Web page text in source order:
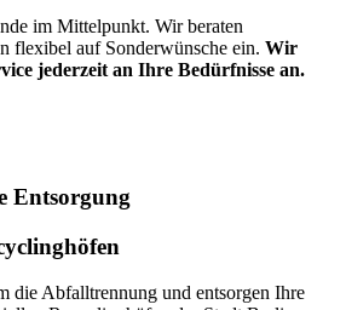
im Mittelpunkt. Wir beraten
flexibel auf Sonderwünsche ein. Wir
jederzeit an Ihre Bedürfnisse an.
Entsorgung
die Abfalltrennung und entsorgen Ihre